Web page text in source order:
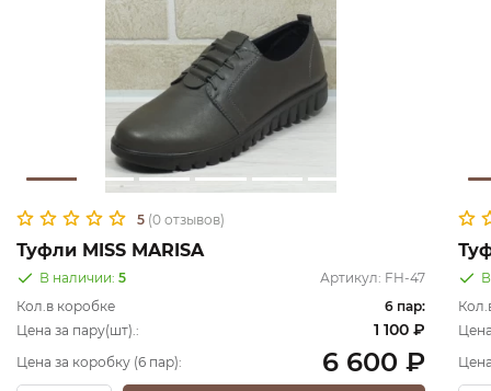
5 (0 отзывов)
Туфли MISS MARISA
В наличии: 5 Артикул: FH-47
Кол.в коробке
6 пар:
Цена за пару(шт).:
1 100 ₽
Цена за коробку (6 пар): 6 600 ₽